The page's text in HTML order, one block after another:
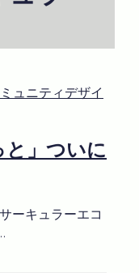
ュニティデザイ
」ついに
ーキュラーエコ